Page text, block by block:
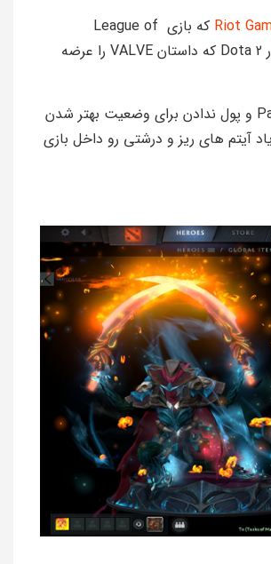
Riot
که بازی League of
Legends رو با کیفیت مناسب در آسیای شرقی عرضه کرد و همینطور Dota 2 که داستان VALVE را عرضه
البته این بازی با نداشتن حرکت شرکت های محترم یعنی Pay to win و پول ندادن برای وضعیت بهتر شدن
آیتم های ریز و درشتی رو داخل بازی